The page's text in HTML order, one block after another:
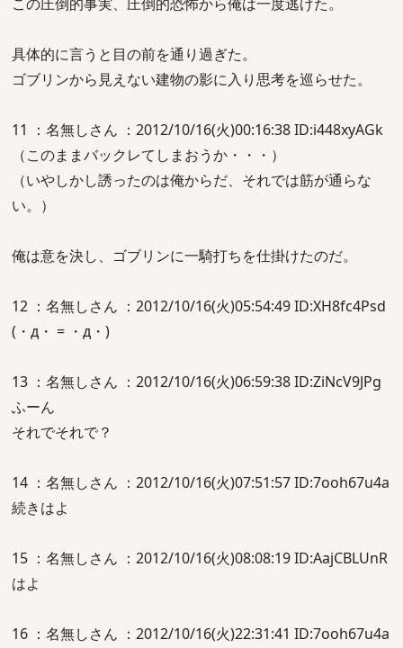
具体的に言うと目の前を通り過ぎた。
ゴブリンから見えない建物の影に入り思考を巡らせた。
11 ：名無しさん ：2012/10/16(火)00:16:38 ID:i448xyAGk
（このままバックレてしまおうか・・・）
（いやしかし誘ったのは俺からだ、それでは筋が通らな
い。）
俺は意を決し、ゴブリンに一騎打ちを仕掛けたのだ。
12 ：名無しさん ：2012/10/16(火)05:54:49 ID:XH8fc4Psd
(・д・ = ・д・)
13 ：名無しさん ：2012/10/16(火)06:59:38 ID:ZiNcV9JPg
ふーん
それでそれで？
14 ：名無しさん ：2012/10/16(火)07:51:57 ID:7ooh67u4a
続きはよ
15 ：名無しさん ：2012/10/16(火)08:08:19 ID:AajCBLUnR
はよ
16 ：名無しさん ：2012/10/16(火)22:31:41 ID:7ooh67u4a